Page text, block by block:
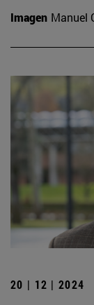
Imagen Manuel
20 | 12 | 2024